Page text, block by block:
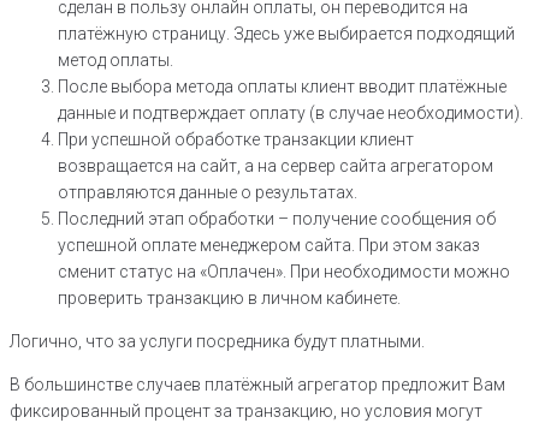
сделан в пользу онлайн оплаты, он переводится на
платёжную страницу. Здесь уже выбирается подходящий
метод оплаты.
После выбора метода оплаты клиент вводит платёжные
данные и подтверждает оплату (в случае необходимости).
При успешной обработке транзакции клиент
возвращается на сайт, а на сервер сайта агрегатором
отправляются данные о результатах.
Последний этап обработки – получение сообщения об
успешной оплате менеджером сайта. При этом заказ
сменит статус на «Оплачен». При необходимости можно
проверить транзакцию в личном кабинете.
Логично, что за услуги посредника будут платными.
В большинстве случаев платёжный агрегатор предложит Вам
фиксированный процент за транзакцию, но условия могут